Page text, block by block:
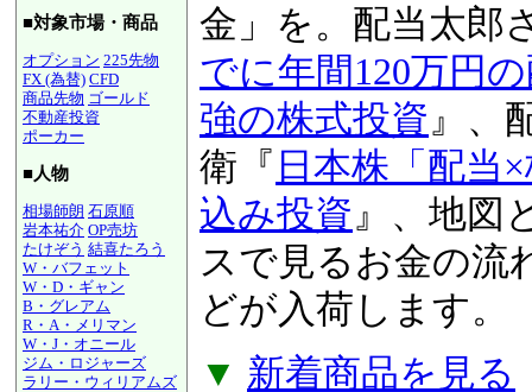
■対象市場・商品
オプション 225先物
FX (為替) CFD
商品先物 ゴールド
不動産投資
ポーカー
■人物
相場師朗 石原順
岩本祐介 OP売坊
たけぞう 結喜たろう
W・バフェット
W・D・ギャン
B・グレアム
R・A・メリマン
W・J・オニール
ジム・ロジャーズ
ラリー・ウィリアムズ
資入門』、月10万
当太郎さんの『仕
120万円の配当金
投資 』、配当と株
株「配当×株主優
資』、地図とイン
るお金の流れ『図
荷します。